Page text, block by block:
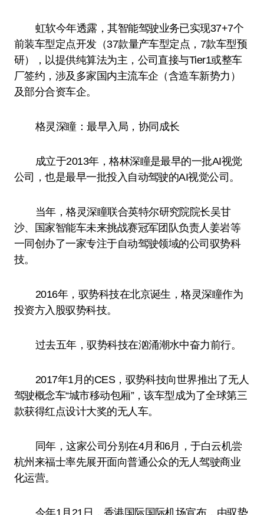
虹软今年透露，其智能驾驶业务已实现37+7个
前装车型定点开发（37款量产车型定点，7款车型预
研），以提供纯算法为主，公司直接与Tier1或整车
厂签约，涉及多家国内主流车企（含造车新势力）
及部分合资车企。
格灵深瞳：最早入局，协同成长
成立于2013年，格林深瞳是最早的一批AI视觉
公司，也是最早一批投入自动驾驶的AI视觉公司。
当年，格灵深瞳联合英特尔研究院院长吴甘
沙、国家智能车未来挑战赛冠军团队负责人姜岩等
一同创办了一家专注于自动驾驶领域的公司驭势科
技。
2016年，驭势科技在北京诞生，格灵深瞳作为
投资方入股驭势科技。
过去五年，驭势科技在汹涌潮水中奋力前行。
2017年1月的CES，驭势科技向世界推出了无人
驾驶概念车“城市移动包厢”，该车型成为了全球第三
款获得红点设计大奖的无人车。
同年，这家公司分别在4月和6月，于白云机尝
杭州来福士率先展开面向普通公众的无人驾驶商业
化运营。
今年1月21日，香港国际国际机场宣布，由驭势